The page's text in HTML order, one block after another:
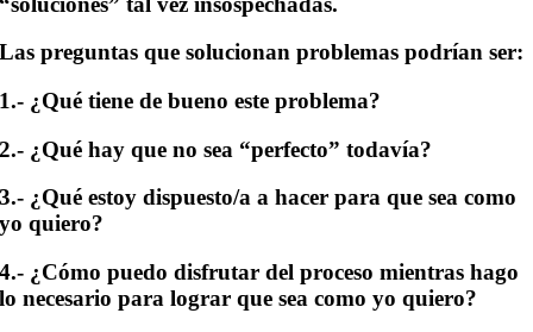
Las preguntas que solucionan problemas podrían ser:
1.- ¿Qué tiene de bueno este problema?
2.- ¿Qué hay que no sea “perfecto” todavía?
3.- ¿Qué estoy dispuesto/a a hacer para que sea como
yo quiero?
4.- ¿Cómo puedo disfrutar del proceso mientras hago
lo necesario para lograr que sea como yo quiero?